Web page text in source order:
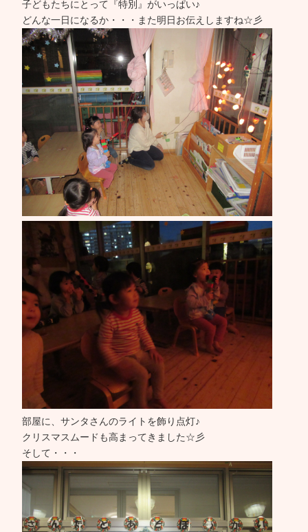
子どもたちにとって『特別』がいっぱい♪
どんな一日になるか・・・また明日お伝えしますね☆彡
部屋に、サンタさんのライトを飾り点灯♪
クリスマスムードも高まってきました☆彡
そして・・・